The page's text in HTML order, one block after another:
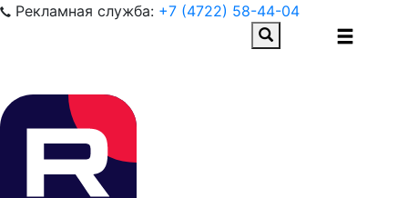
Рекламная служба: +7 (4722) 58-44-04